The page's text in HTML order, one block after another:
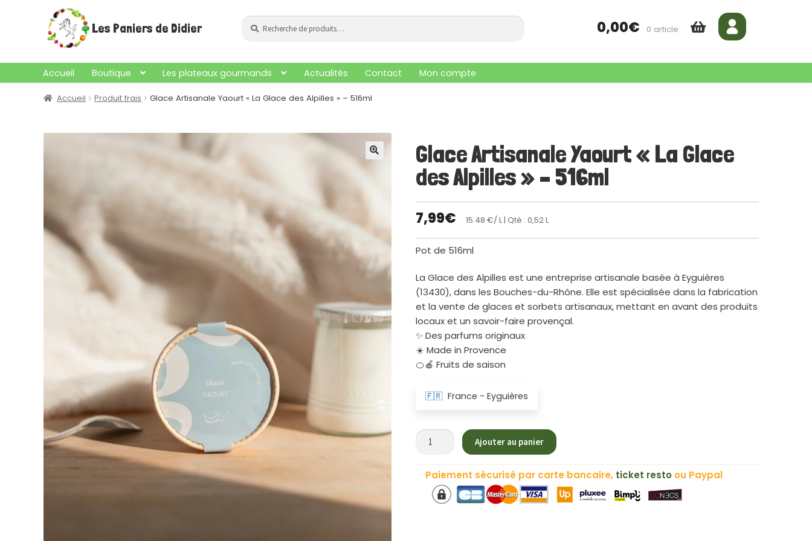
Aller
la
navigation
Aller
au
contenu
Les Paniers de Didier
Recherche
pour :
Recherche 0,00€ 0 article
Accueil Boutique Les plateaux gourmands Actualités Contact Mon compte
Accueil Produit frais Glace Artisanale Yaourt « La Glace des Alpilles » – 516ml
Glace Artisanale Yaourt « La Glace
des Alpilles » – 516ml
7,99€ 15.48 €/ L| Qté : 0,52 L
Pot de 516ml
La Glace des Alpilles est une entreprise artisanale basée à Eyguières
(13430), dans les Bouches-du-Rhône. Elle est spécialisée dans la fabrication
et la vente de glaces et sorbets artisanaux, mettant en avant des produits
locaux et un savoir-faire provençal.
✨ Des parfums originaux
☀️ Made in Provence
🍊🍎 Fruits de saison
🇫🇷 France - Eyguières
quantité
Artisanale
Yaourt
Ajouter au panier
Paiement sécurisé par carte bancaire, ticket resto ou Paypal